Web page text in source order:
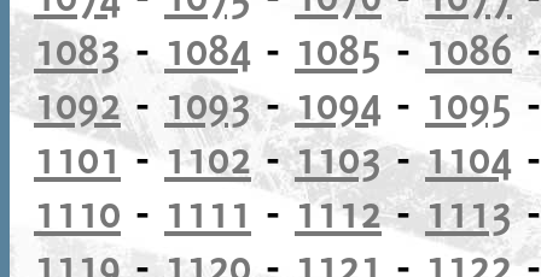
1083- 1084 - 1085 - 1086
1092- 1093-1094 - 1095
1101- 1102-1103-1104
1110 - 1111 - 1112-1113
1119-1120 - 1121 - 1122